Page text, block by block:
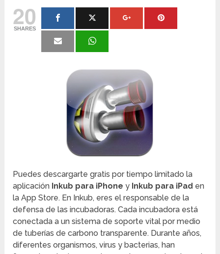
20
SHARES
Puedes descargarte gratis por tiempo limitado la
aplicación Inkub para iPhoney Inkub para iPad en
la App Store. En Inkub, eres el responsable de la
defensa de las incubadoras. Cada incubadora está
conectada a un sistema de soporte vital por medio
de tuberías de carbono transparente. Durante años,
diferentes organismos, virus y bacterias, han